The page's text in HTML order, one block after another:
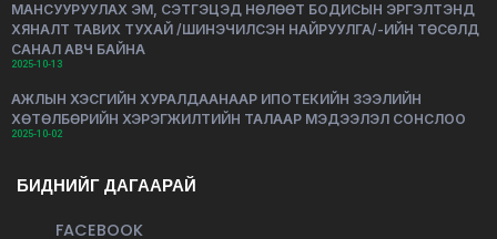
МАНСУУРУУЛАХ ЭМ, СЭТГЭЦЭД НӨЛӨӨТ БОДИСЫН ЭРГЭЛТЭНД
ХЯНАЛТ ТАВИХ ТУХАЙ /ШИНЭЧИЛСЭН НАЙРУУЛГА/-ИЙН ТӨСӨЛД
САНАЛ АВЧ БАЙНА
2025-10-13
АЖЛЫН ХЭСГИЙН ХУРАЛДААНААР ИПОТЕКИЙН ЗЭЭЛИЙН
ХӨТӨЛБӨРИЙН ХЭРЭГЖИЛТИЙН ТАЛААР МЭДЭЭЛЭЛ СОНСЛОО
2025-10-02
БИДНИЙГ ДАГААРАЙ
FACEBOOK